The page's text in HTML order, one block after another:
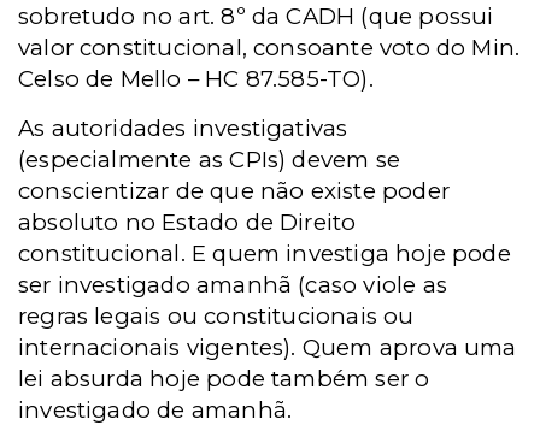
sobretudo no art. 8º da CADH (que possui
valor constitucional, consoante voto do Min.
Celso de Mello – HC 87.585-TO).
As autoridades investigativas
(especialmente as CPIs) devem se
conscientizar de que não existe poder
absoluto no Estado de Direito
constitucional. E quem investiga hoje pode
ser investigado amanhã (caso viole as
regras legais ou constitucionais ou
internacionais vigentes). Quem aprova uma
lei absurda hoje pode também ser o
investigado de amanhã.